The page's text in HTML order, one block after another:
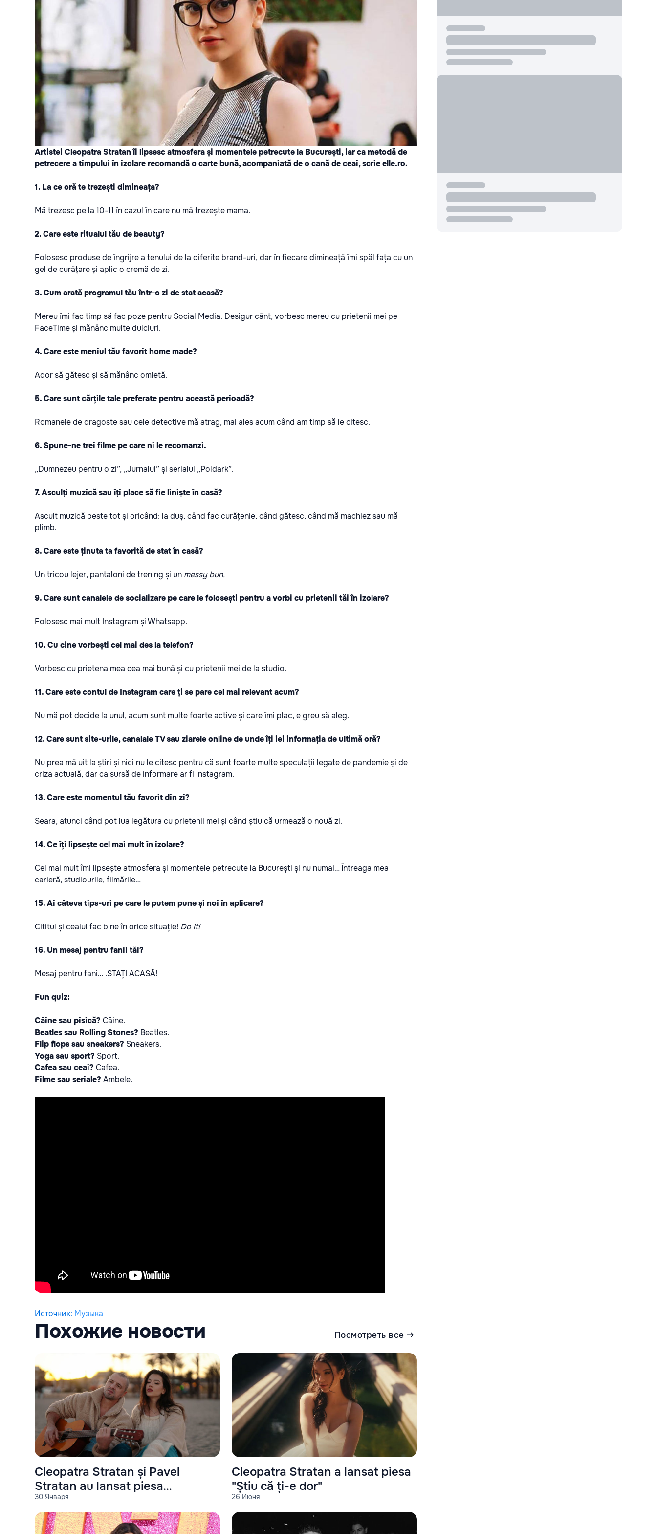
Artistei Cleopatra Stratan îi lipsesc atmosfera și momentele petrecute la București, iar ca metodă de
petrecere a timpului în izolare recomandă o carte bună, acompaniată de o cană de ceai, scrieelle.ro.
1. La ce oră te trezești dimineața?
Mă trezesc pe la 10-11 în cazul în care nu mă trezește mama.
2. Care este ritualul tău de beauty?
Folosesc produse de îngrijre a tenului de la diferite brand-uri, dar în fiecare dimineață îmi spăl fața cu un
gel de curățare și aplic o cremă de zi.
3. Cum arată programul tău într-o zi de stat acasă?
Mereu îmi fac timp să fac poze pentru Social Media. Desigur cânt, vorbesc mereu cu prietenii mei pe
FaceTime și mănânc multe dulciuri.
4. Care este meniul tău favorit home made?
Ador să gătesc și să mănânc omletă.
5. Care sunt cărțile tale preferate pentru această perioadă?
Romanele de dragoste sau cele detective mă atrag, mai ales acum când am timp să le citesc.
6. Spune-ne trei filme pe care ni le recomanzi.
„Dumnezeu pentru o zi”, „Jurnalul” și serialul „Poldark”.
7. Asculți muzică sau îți place să fie liniște în casă?
Ascult muzică peste tot și oricând: la duș, când fac curățenie, când gătesc, când mă machiez sau mă
plimb.
8. Care este ținuta ta favorită de stat în casă?
Un tricou lejer, pantaloni de trening și un messy bun.
9. Care sunt canalele de socializare pe care le folosești pentru a vorbi cu prietenii tăi în izolare?
Folosesc mai mult Instagram și Whatsapp.
10. Cu cine vorbești cel mai des la telefon?
Vorbesc cu prietena mea cea mai bună și cu prietenii mei de la studio.
11. Care este contul de Instagram care ți se pare cel mai relevant acum?
Nu mă pot decide la unul, acum sunt multe foarte active și care îmi plac, e greu să aleg.
12. Care sunt site-urile, canalale TV sau ziarele online de unde îți iei informația de ultimă oră?
Nu prea mă uit la știri și nici nu le citesc pentru că sunt foarte multe speculații legate de pandemie și de
criza actuală, dar ca sursă de informare ar fi Instagram.
13. Care este momentul tău favorit din zi?
Seara, atunci când pot lua legătura cu prietenii mei și când știu că urmează o nouă zi.
14. Ce îți lipsește cel mai mult în izolare?
Cel mai mult îmi lipsește atmosfera și momentele petrecute la București și nu numai… Întreaga mea
carieră, studiourile, filmările…
15. Ai câteva tips-uri pe care le putem pune și noi în aplicare?
Cititul și ceaiul fac bine în orice situație! Do it!
16. Un mesaj pentru fanii tăi?
Mesaj pentru fani… .STAȚI ACASĂ!
Fun quiz:
Câine sau pisică? Câine.
Beatles sau Rolling Stones? Beatles.
Flip flops sau sneakers? Sneakers.
Yoga sau sport? Sport.
Cafea sau ceai? Cafea.
Filme sau seriale? Ambele.
Источник: Музыка
Похожие новости Посмотреть все
30 Января
Cleopatra Stratan și Pavel
Stratan au lansat piesa
”Zâmbește”
26 Июня
Cleopatra Stratan a lansat piesa
"Știu că ți-e dor"